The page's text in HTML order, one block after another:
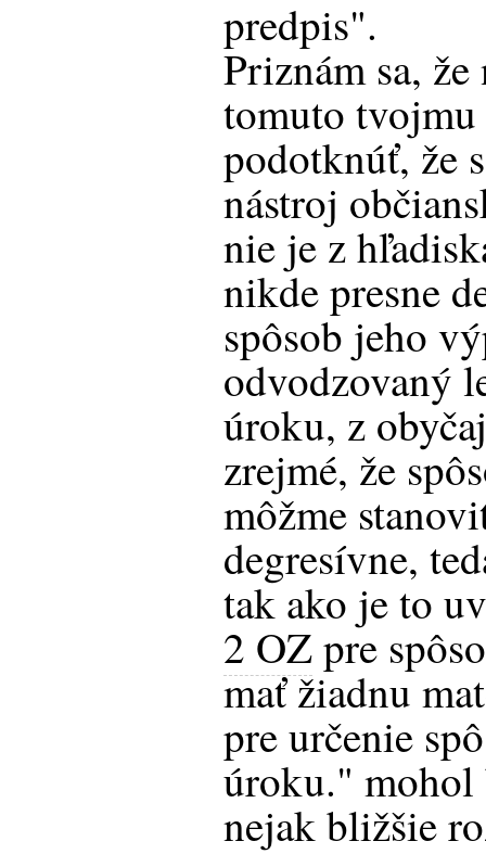
predpis".
Priznám sa,
tomuto tvojmu
podotknúť, že
nástroj
nie je z
nikde presne
spôsob jeho
odvodzovaný
úroku, z
zrejmé, že
môžme
degresívne,
tak ako je to
2 OZpre
mať žiadnu
pre určenie
úroku." mohol
nejak bližšie